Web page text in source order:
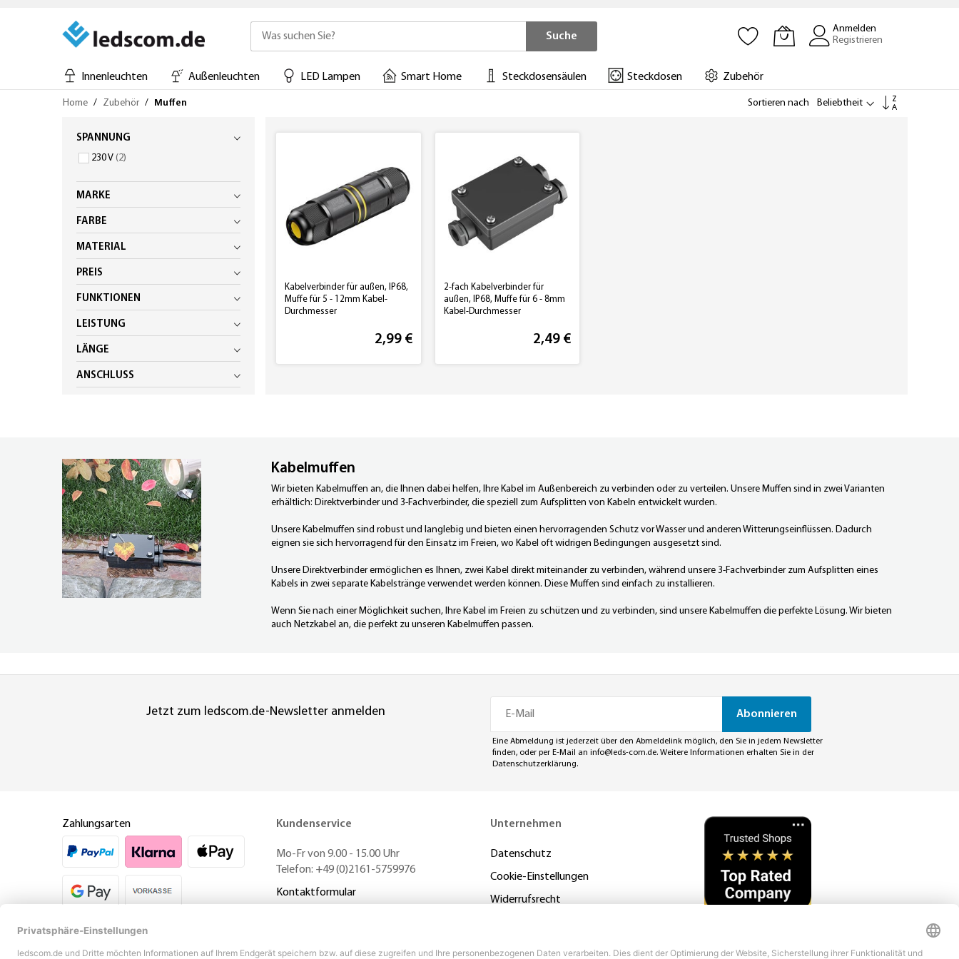
Suche
Anmelden
Registrieren
Innenleuchten Außenleuchten LED Lampen Smart Home Steckdosensäulen Steckdosen
Zubehör
Home Zubehör Muffen Sortieren nach
Kabelverbinder für außen, IP68,
Muffe für 5 - 12mm Kabel-
Durchmesser
2,99 €
2-fach Kabelverbinder für
außen, IP68, Muffe für 6 - 8mm
Kabel-Durchmesser
2,49 €
SPANNUNG
230 V 2Artikel
MARKE
FARBE
MATERIAL
PREIS
FUNKTIONEN
LEISTUNG
LÄNGE
ANSCHLUSS
Kabelmuffen
Wir bieten Kabelmuffen an, die Ihnen dabei helfen, Ihre Kabel im Außenbereich zu verbinden oder zu verteilen. Unsere Muffen sind in zwei Varianten
erhältlich: Direktverbinder und 3-Fachverbinder, die speziell zum Aufsplitten von Kabeln entwickelt wurden.
Unsere Kabelmuffen sind robust und langlebig und bieten einen hervorragenden Schutz vor Wasser und anderen Witterungseinflüssen. Dadurch
eignen sie sich hervorragend für den Einsatz im Freien, wo Kabel oft widrigen Bedingungen ausgesetzt sind.
Unsere Direktverbinder ermöglichen es Ihnen, zwei Kabel direkt miteinander zu verbinden, während unsere 3-Fachverbinder zum Aufsplitten eines
Kabels in zwei separate Kabelstränge verwendet werden können. Diese Muffen sind einfach zu installieren.
Wenn Sie nach einer Möglichkeit suchen, Ihre Kabel im Freien zu schützen und zu verbinden, sind unsere Kabelmuffen die perfekte Lösung. Wir bieten
auch Netzkabel an, die perfekt zu unseren Kabelmuffen passen.
Jetzt zum ledscom.de-Newsletter anmelden Abonnieren
Eine Abmeldung ist jederzeit über den Abmeldelink möglich, den Sie in jedem Newsletter
finden, oder per E-Mail an info@leds-com.de. Weitere Informationen erhalten Sie in der
Datenschutzerklärung.
Zahlungsarten Kundenservice
Mo-Fr von 9.00 - 15.00 Uhr
Telefon: +49 (0)2161-5759976
Kontaktformular
Unternehmen
Datenschutz
Cookie-Einstellungen
Widerrufsrecht